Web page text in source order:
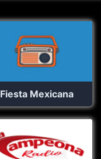
Fiesta Mexicana